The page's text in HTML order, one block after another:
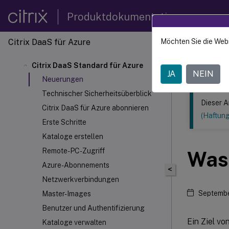
Produktdokumentation
Citrix DaaS für Azure
Citrix DaaS Standard für Azure
Neuerungen
Technischer Sicherheitsüberblick
Citrix DaaS für Azure abonnieren
Erste Schritte
Kataloge erstellen
Remote-PC-Zugriff
Azure-Abonnements
Netzwerkverbindungen
Master-Images
Benutzer und Authentifizierung
Kataloge verwalten
Dieser Inhalt
Citrix
<
Dieser
Ein Ziel
Möchten Sie die
JA NEIN